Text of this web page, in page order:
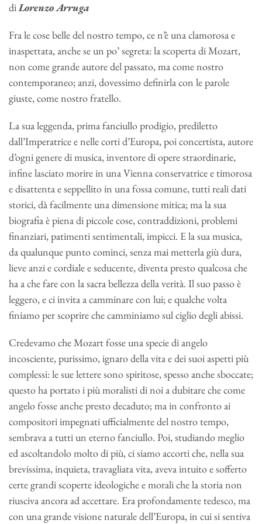
diLorenzo Arruga
Fra le cose belle del nostro tempo, ce n’è una clamorosa e
inaspettata, anche se un po’ segreta: la scoperta di Mozart,
non come grande autore del passato, ma come nostro
contemporaneo; anzi, dovessimo definirla con le parole
giuste, come nostro fratello.
La sua leggenda, prima fanciullo prodigio, prediletto
dall’Imperatrice e nelle corti d’Europa, poi concertista, autore
d’ogni genere di musica, inventore di opere straordinarie,
infine lasciato morire in una Vienna conservatrice e timorosa
e disattenta e seppellito in una fossa comune, tutti reali dati
storici, dà facilmente una dimensione mitica; ma la sua
biografia è piena di piccole cose, contraddizioni, problemi
finanziari, patimenti sentimentali, impicci. E la sua musica,
da qualunque punto cominci, senza mai metterla giù dura,
lieve anzi e cordiale e seducente, diventa presto qualcosa che
ha a che fare con la sacra bellezza della verità. Il suo passo è
leggero, e ci invita a camminare con lui; e qualche volta
finiamo per scoprire che camminiamo sul ciglio degli abissi.
Credevamo che Mozart fosse una specie di angelo
incosciente, purissimo, ignaro della vita e dei suoi aspetti più
complessi: le sue lettere sono spiritose, spesso anche sboccate;
questo ha portato i più moralisti di noi a dubitare che come
angelo fosse anche presto decaduto; ma in confronto ai
compositori impegnati ufficialmente del nostro tempo,
sembrava a tutti un eterno fanciullo. Poi, studiando meglio
ed ascoltandolo molto di più, ci siamo accorti che, nella sua
brevissima, inquieta, travagliata vita, aveva intuito e sofferto
certe grandi scoperte ideologiche e morali che la storia non
riusciva ancora ad accettare. Era profondamente tedesco, ma
con una grande visione naturale dell’Europa, in cui si sentiva